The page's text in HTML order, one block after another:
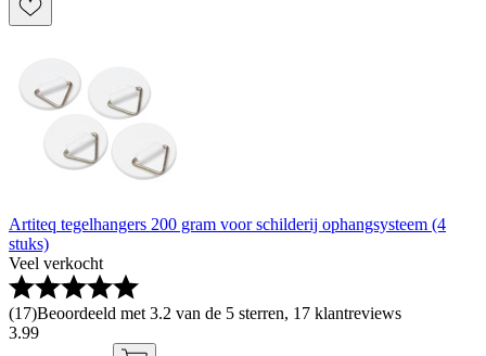
Artiteq tegelhangers 200 gram voor schilderij ophangsysteem (4
stuks)
Veel verkocht
(17)Beoordeeld met 3.2 van de 5 sterren, 17 klantreviews
3.99